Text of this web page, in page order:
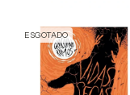
ESGOTADO